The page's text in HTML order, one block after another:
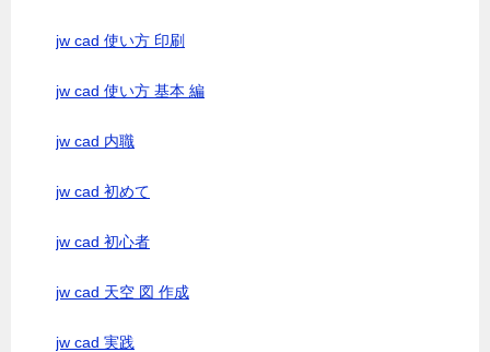
jw cad 使い方 印刷
jw cad 使い方 基本 編
jw cad 内職
jw cad 初めて
jw cad 初心者
jw cad 天空 図 作成
jw cad 実践